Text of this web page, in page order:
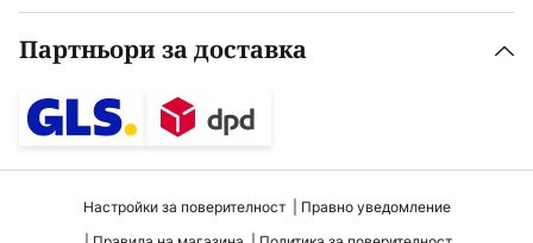
Партньори за доставка
Настройки за поверителност
Правно уведомление